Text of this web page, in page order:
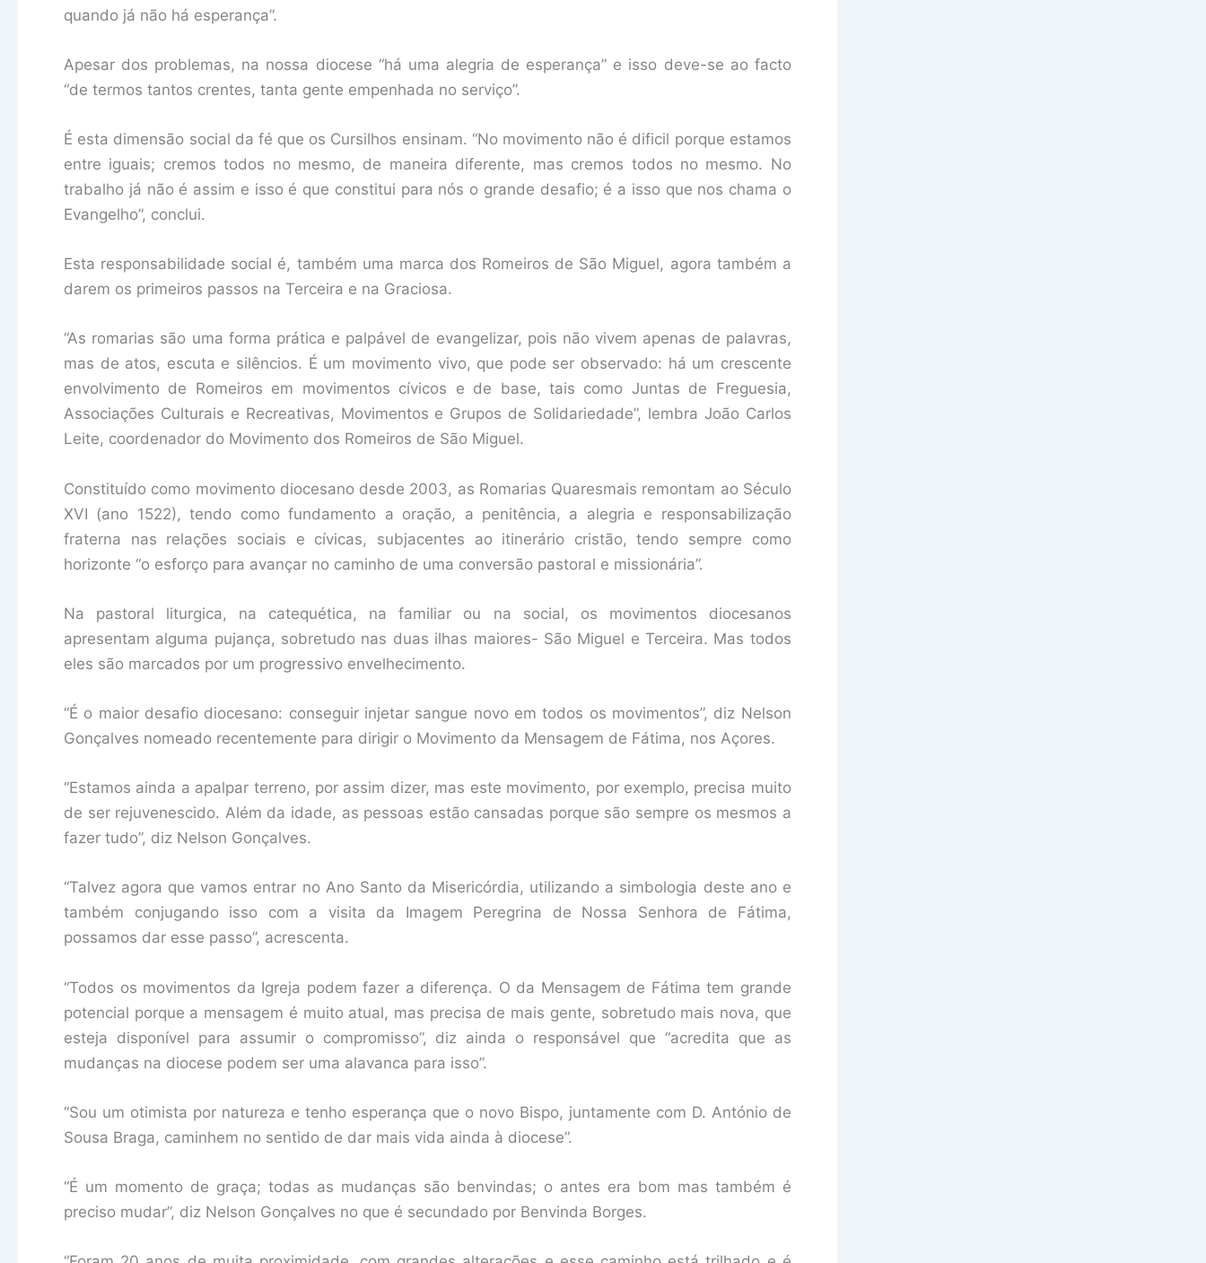
quando já não há esperança”.
Apesar dos problemas, na nossa diocese “há uma alegria de esperança” e isso deve-se ao facto
“de termos tantos crentes, tanta gente empenhada no serviço”.
É esta dimensão social da fé que os Cursilhos ensinam. “No movimento não é dificil porque estamos
entre iguais; cremos todos no mesmo, de maneira diferente, mas cremos todos no mesmo. No
trabalho já não é assim e isso é que constitui para nós o grande desafio; é a isso que nos chama o
Evangelho”, conclui.
Esta responsabilidade social é, também uma marca dos Romeiros de São Miguel, agora também a
darem os primeiros passos na Terceira e na Graciosa.
“As romarias são uma forma prática e palpável de evangelizar, pois não vivem apenas de palavras,
mas de atos, escuta e silêncios. É um movimento vivo, que pode ser observado: há um crescente
envolvimento de Romeiros em movimentos cívicos e de base, tais como Juntas de Freguesia,
Associações Culturais e Recreativas, Movimentos e Grupos de Solidariedade”, lembra João Carlos
Leite, coordenador do Movimento dos Romeiros de São Miguel.
Constituído como movimento diocesano desde 2003, as Romarias Quaresmais remontam ao Século
XVI (ano 1522), tendo como fundamento a oração, a penitência, a alegria e responsabilização
fraterna nas relações sociais e cívicas, subjacentes ao itinerário cristão, tendo sempre como
horizonte “o esforço para avançar no caminho de uma conversão pastoral e missionária”.
Na pastoral liturgica, na catequética, na familiar ou na social, os movimentos diocesanos
apresentam alguma pujança, sobretudo nas duas ilhas maiores- São Miguel e Terceira. Mas todos
eles são marcados por um progressivo envelhecimento.
“É o maior desafio diocesano: conseguir injetar sangue novo em todos os movimentos”, diz Nelson
Gonçalves nomeado recentemente para dirigir o Movimento da Mensagem de Fátima, nos Açores.
“Estamos ainda a apalpar terreno, por assim dizer, mas este movimento, por exemplo, precisa muito
de ser rejuvenescido. Além da idade, as pessoas estão cansadas porque são sempre os mesmos a
fazer tudo”, diz Nelson Gonçalves.
“Talvez agora que vamos entrar no Ano Santo da Misericórdia, utilizando a simbologia deste ano e
também conjugando isso com a visita da Imagem Peregrina de Nossa Senhora de Fátima,
possamos dar esse passo”, acrescenta.
“Todos os movimentos da Igreja podem fazer a diferença. O da Mensagem de Fátima tem grande
potencial porque a mensagem é muito atual, mas precisa de mais gente, sobretudo mais nova, que
esteja disponível para assumir o compromisso”, diz ainda o responsável que “acredita que as
mudanças na diocese podem ser uma alavanca para isso”.
“Sou um otimista por natureza e tenho esperança que o novo Bispo, juntamente com D. António de
Sousa Braga, caminhem no sentido de dar mais vida ainda à diocese”.
“É um momento de graça; todas as mudanças são benvindas; o antes era bom mas também é
preciso mudar”, diz Nelson Gonçalves no que é secundado por Benvinda Borges.